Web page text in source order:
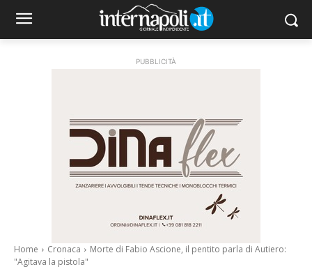
PUBBLICITÀ
Home Cronaca
Morte di Fabio Ascione, il pentito parla di Autiero:
"Agitava la pistola"